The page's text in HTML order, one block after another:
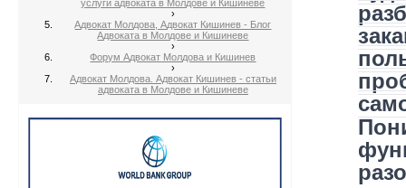
услуги адвоката в Молдове и Кишиневе
›
Адвокат Молдова, Адвокат Кишинев - Блог
Адвоката в Молдове и Кишиневе
›
Форум Адвокат Молдова и Кишинев
›
Адвокат Молдова. Адвокат Кишинев - статьи
адвоката в Молдове и Кишиневе